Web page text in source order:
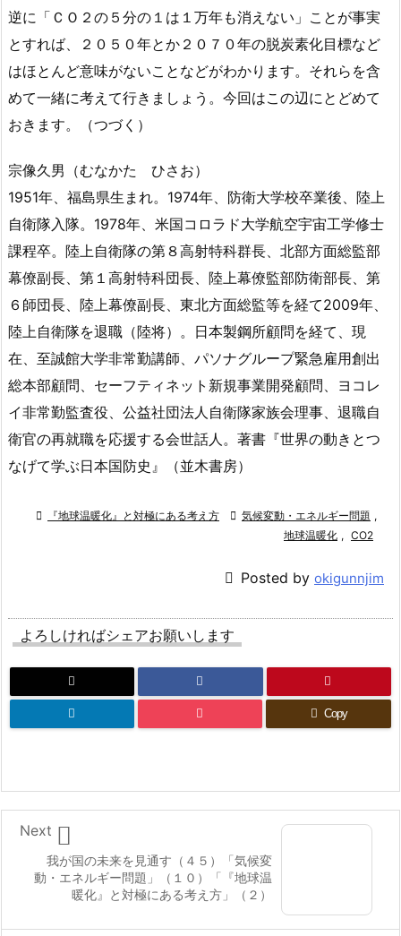
逆に「ＣＯ２の５分の１は１万年も消えない」ことが事実
とすれば、２０５０年とか２０７０年の脱炭素化目標など
はほとんど意味がないことなどがわかります。それらを含
めて一緒に考えて行きましょう。今回はこの辺にとどめて
おきます。（つづく）
宗像久男（むなかた ひさお）
1951年、福島県生まれ。1974年、防衛大学校卒業後、陸上
自衛隊入隊。1978年、米国コロラド大学航空宇宙工学修士
課程卒。陸上自衛隊の第８高射特科群長、北部方面総監部
幕僚副長、第１高射特科団長、陸上幕僚監部防衛部長、第
６師団長、陸上幕僚副長、東北方面総監等を経て2009年、
陸上自衛隊を退職（陸将）。日本製鋼所顧問を経て、現
在、至誠館大学非常勤講師、パソナグループ緊急雇用創出
総本部顧問、セーフティネット新規事業開発顧問、ヨコレ
イ非常勤監査役、公益社団法人自衛隊家族会理事、退職自
衛官の再就職を応援する会世話人。著書『世界の動きとつ
なげて学ぶ日本国防史』（並木書房）
 『地球温暖化』と対極にある考え方  気候変動・エネルギー問題 ,
地球温暖化 , CO2
 Posted by okigunnjim
よろしければシェアお願いします
Copy
我が国の未来を見通す（４５）「気候変
動・エネルギー問題」（１０）「『地球温
暖化』と対極にある考え方」（２）

Next